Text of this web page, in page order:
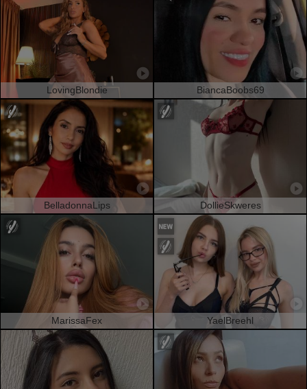
LovingBlondie BiancaBoobs69
BelladonnaLips DollieSkweres
MarissaFex YaelBreehl